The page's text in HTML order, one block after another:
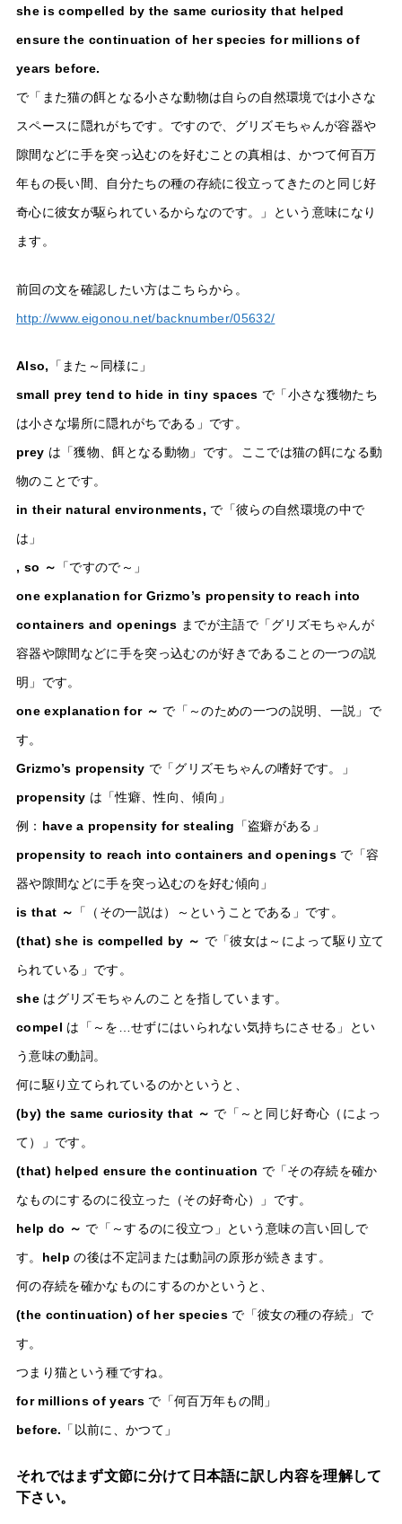
she is compelled by the same curiosity that helped
ensure the continuation of her species for millions of
years before.
で「また猫の餌となる小さな動物は自らの自然環境では小さな
スペースに隠れがちです。ですので、グリズモちゃんが容器や
隙間などに手を突っ込むのを好むことの真相は、かつて何百万
年もの長い間、自分たちの種の存続に役立ってきたのと同じ好
奇心に彼女が駆られているからなのです。」という意味になり
ます。
前回の文を確認したい方はこちらから。
http://www.eigonou.net/backnumber/05632/
Also, 「また～同様に」
small prey tend to hide in tiny spaces で「小さな獲物たち
は小さな場所に隠れがちである」です。
prey は「獲物、餌となる動物」です。ここでは猫の餌になる動
物のことです。
in their natural environments, で「彼らの自然環境の中で
は」
, so ～ 「ですので～」
one explanation for Grizmo’s propensity to reach into
containers and openings までが主語で「グリズモちゃんが
容器や隙間などに手を突っ込むのが好きであることの一つの説
明」です。
one explanation for ～ で「～のための一つの説明、一説」で
す。
Grizmo’s propensity で「グリズモちゃんの嗜好です。」
propensity は「性癖、性向、傾向」
例： have a propensity for stealing 「盗癖がある」
propensity to reach into containers and openings で「容
器や隙間などに手を突っ込むのを好む傾向」
is that ～ 「（その一説は）～ということである」です。
(that) she is compelled by ～ で「彼女は～によって駆り立て
られている」です。
sheはグリズモちゃんのことを指しています。
compel は「～を…せずにはいられない気持ちにさせる」とい
う意味の動詞。
何に駆り立てられているのかというと、
(by) the same curiosity that ～ で「～と同じ好奇心（によっ
て）」です。
(that) helped ensure the continuation で「その存続を確か
なものにするのに役立った（その好奇心）」です。
help do ～ で「～するのに役立つ」という意味の言い回しで
す。 helpの後は不定詞または動詞の原形が続きます。
何の存続を確かなものにするのかというと、
(the continuation) of her species で「彼女の種の存続」で
す。
つまり猫という種ですね。
for millions of years で「何百万年もの間」
before. 「以前に、かつて」
それではまず文節に分けて日本語に訳し内容を理解して
下さい。